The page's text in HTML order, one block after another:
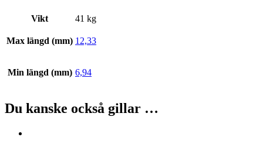
Vikt 41 kg
Max längd (mm) 12,33
Min längd (mm) 6,94
Du kanske också gillar …